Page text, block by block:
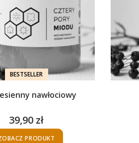
BESTSELLER
nawłociowy
Cena
39,90 zł
PRODUKT